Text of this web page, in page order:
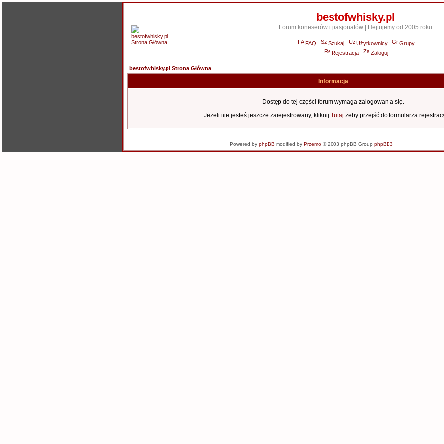
bestofwhisky.pl
Forum koneserów i pasjonatów | Hejtujemy od 2005 roku
FAQ Szukaj Użytkownicy
Grupy
Rejestracja
Zaloguj
bestofwhisky.pl Strona Główna
Informacja
Dostęp do tej części forum wymaga zalogowania się.
Jeżeli nie jesteś jeszcze zarejestrowany, kliknij Tutaj żeby przejść do formularza
Powered by phpBB modified by Przemo© 2003 phpBB Group phpBB3